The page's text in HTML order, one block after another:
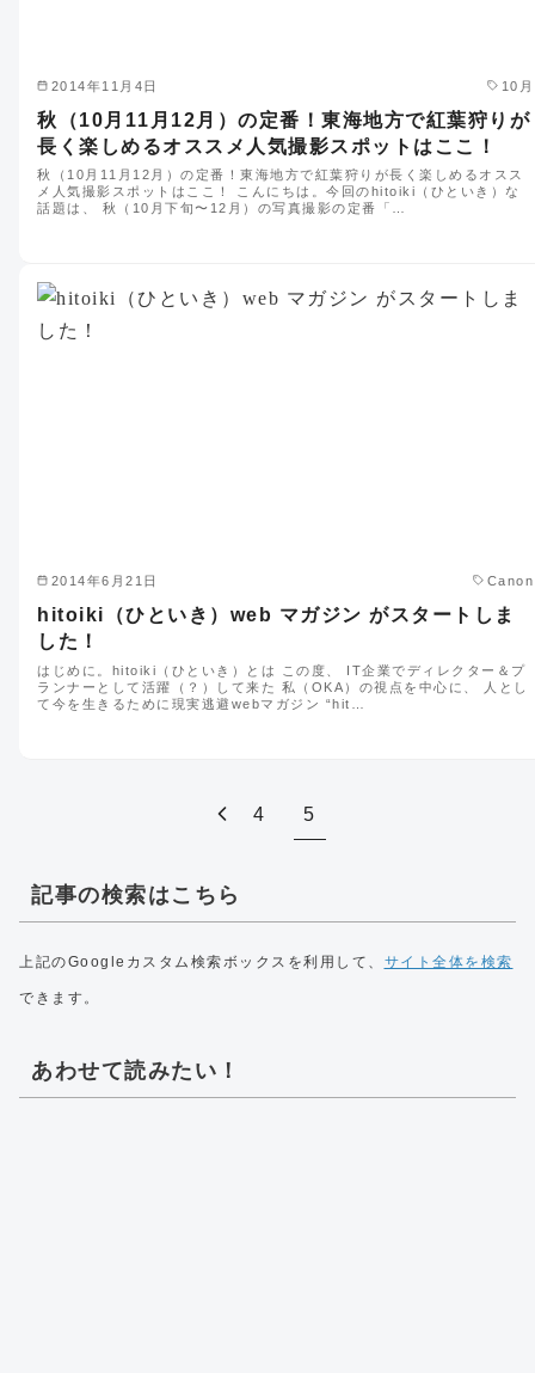
2014年11月4日 10月
秋（10月11月12月）の定番！東海地方で紅葉狩りが
長く楽しめるオススメ人気撮影スポットはここ！
秋（10月11月12月）の定番！東海地方で紅葉狩りが長く楽しめるオスス
メ人気撮影スポットはここ！ こんにちは。今回のhitoiki（ひといき）な
話題は、 秋（10月下旬〜12月）の写真撮影の定番「…
2014年6月21日 Canon
hitoiki（ひといき）web マガジン がスタートしま
した！
はじめに。hitoiki（ひといき）とは この度、 IT企業でディレクター＆プ
ランナーとして活躍（？）して来た 私（OKA）の視点を中心に、 人とし
て今を生きるために現実逃避webマガジン “hit…
4 5
記事の検索はこちら
上記のGoogleカスタム検索ボックスを利用して、 サイト全体を検索
できます。
あわせて読みたい！